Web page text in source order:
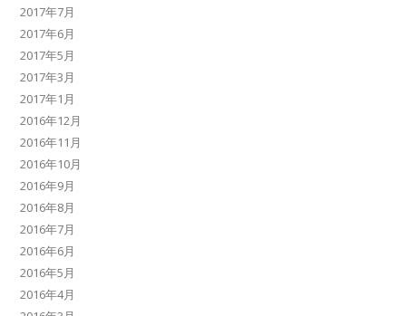
2017年7月
2017年6月
2017年5月
2017年3月
2017年1月
2016年12月
2016年11月
2016年10月
2016年9月
2016年8月
2016年7月
2016年6月
2016年5月
2016年4月